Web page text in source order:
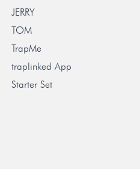
JERRY
TOM
TrapMe
traplinked App
Starter Set